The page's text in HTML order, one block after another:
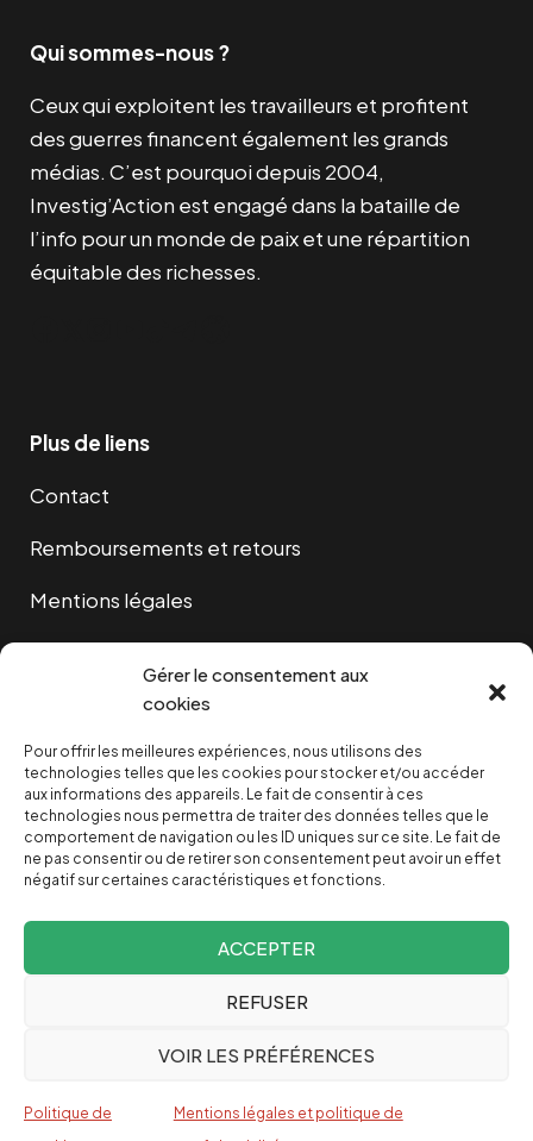
Gérer le consentement aux
cookies
Pour offrir les meilleures expériences, nous utilisons des
technologies telles que les cookies pour stocker et/ou accéder
aux informations des appareils. Le fait de consentir à ces
technologies nous permettra de traiter des données telles que le
comportement de navigation ou les ID uniques sur ce site. Le fait de
ne pas consentir ou de retirer son consentement peut avoir un effet
négatif sur certaines caractéristiques et fonctions.
ACCEPTER
REFUSER
VOIR LES PRÉFÉRENCES
Politique de
Mentions légales et politique de
Qui sommes-nous ?
Ceux qui exploitent les travailleurs et profitent
des guerres financent également les grands
médias. C’est pourquoi depuis 2004,
Investig’Action est engagé dans la bataille de
l’info pour un monde de paix et une répartition
équitable des richesses.
Plus de liens
Contact
Remboursements et retours
Mentions légales
NOUS SOUTENIR
NOTRE NEWSLETTER
pour le changer
Espagnol